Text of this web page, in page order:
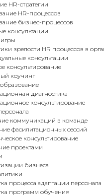
HR-стратегии
HR-процессов
бизнес-процессов
консультации
зрелости HR процессов в
консультации
консультирование
коучинг
диагностика
консультирование
коммуникаций в команде
фасилитационных сессий
консультирование
проектами
бизнеса
процесса адаптации персонала
программ обучения